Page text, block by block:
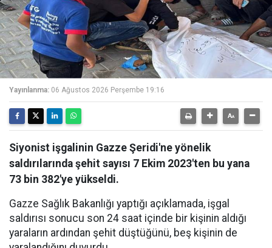
Yayınlanma: 06 Ağustos 2026 Perşembe 19:16
Siyonist işgalinin Gazze Şeridi'ne yönelik
saldırılarında şehit sayısı 7 Ekim 2023'ten bu yana
73 bin 382'ye yükseldi.
Gazze Sağlık Bakanlığı yaptığı açıklamada, işgal
saldırısı sonucu son 24 saat içinde bir kişinin aldığı
yaraların ardından şehit düştüğünü, beş kişinin de